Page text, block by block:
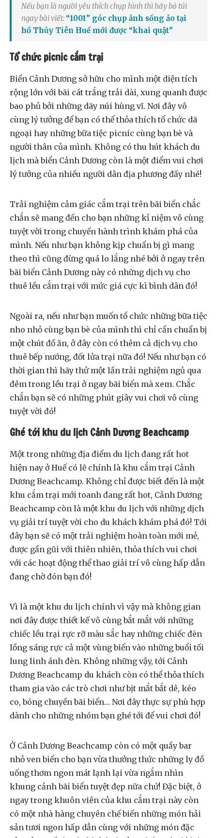
Nếu bạn là người yêu thích chụp hình thì hãy bỏ túi
ngay bài viết: “1001” góc chụp ảnh sống ảo tại
hồ Thủy Tiên Huế mới được “khai quật”
Tổ chức picnic cắm trại
Biển Cảnh Dương sở hữu cho mình một diện tích
rộng lớn với bãi cát trắng trải dài, xung quanh được
bao phủ bởi những dãy núi hùng vĩ. Nơi đây vô
cùng lý tưởng để bạn có thể thỏa thích tổ chức dã
ngoại hay những bữa tiệc picnic cùng bạn bè và
người thân của mình. Không có thu hút khách du
lịch mà biển Cảnh Dương còn là một điểm vui chơi
lý tưởng của nhiều người dân địa phương đấy nhé!
Trải nghiệm cảm giác cắm trại trên bãi biển chắc
chắn sẽ mang đến cho bạn những kỉ niệm vô cùng
tuyệt vời trong chuyến hành trình khám phá của
mình. Nếu như bạn không kịp chuẩn bị gì mang
theo thì cũng đừng quá lo lắng nhé bởi ở ngay trên
bãi biển Cảnh Dương này có những dịch vụ cho
thuê lều cắm trại với mức giá cực kì bình dân đó!
Ngoài ra, nếu như bạn muốn tổ chức những bữa tiệc
nho nhỏ cùng bạn bè của mình thì chỉ cần chuẩn bị
một chút đồ ăn, ở đây còn có thêm cả dịch vụ cho
thuê bếp nướng, đốt lửa trại nữa đó! Nếu như bạn có
thời gian thì hãy thử một lần trải nghiệm ngủ qua
đêm trong lều trại ở ngay bãi biển mà xem. Chắc
chắn bạn sẽ có những phút giây vui chơi vô cùng
tuyệt vời đó!
Ghé tới khu du lịch Cảnh Dương Beachcamp
Một trong những địa điểm du lịch đang rất hot
hiện nay ở Huế có lẽ chính là khu cắm trại Cảnh
Dương Beachcamp. Không chỉ được biết đến là một
khu cắm trại mới toanh đang rất hot, Cảnh Dương
Beachcamp còn là một khu du lịch với những dịch
vụ giải trí tuyệt vời cho du khách khám phá đó! Tới
đây bạn sẽ có một trải nghiệm hoàn toàn mới mẻ,
được gần gũi với thiên nhiên, thỏa thích vui chơi
với các hoạt động thể thao giải trí vô cùng hấp dẫn
đang chờ đón bạn đó!
Vì là một khu du lịch chính vì vậy mà không gian
nơi đây được thiết kế vô cùng bắt mắt với những
chiếc lều trại rực rỡ màu sắc hay những chiếc đèn
lồng sáng rực cả một vùng biển vào những buổi tối
lung linh ánh đèn. Không những vậy, tới Cảnh
Dương Beachcamp du khách còn có thể thỏa thích
tham gia vào các trò chơi như bịt mắt bắt dê, kéo
co, bóng chuyền bãi biển… Nơi đây thực sự phù hợp
dành cho những nhóm bạn ghé tới để vui chơi đó!
Ở Cảnh Dương Beachcamp còn có một quầy bar
nhỏ ven biển cho bạn vừa thưởng thức những ly đồ
uống thơm ngon mát lạnh lại vừa ngắm nhìn
khung cảnh bãi biển tuyệt đẹp nữa chứ! Đặc biệt, ở
ngay trong khuôn viên của khu cắm trại này còn
có một nhà hàng chuyên chế biến những món hải
sản tươi ngon hấp dẫn cùng với những món đặc